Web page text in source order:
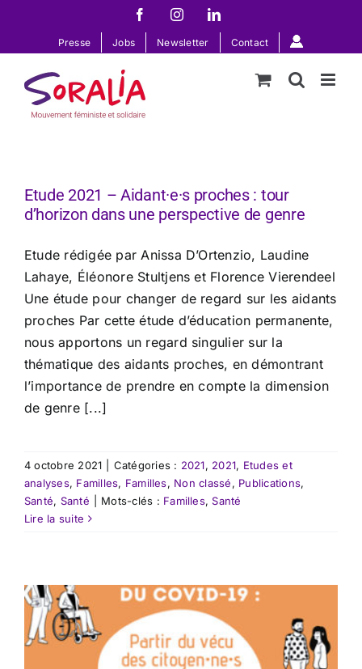
contenu
FacebookInstagramLinkedIn
Presse Jobs Newsletter Contact
Etude 2021 – Aidant·e·s proches : tour
d’horizon dans une perspective de genre
Etude rédigée par Anissa D’Ortenzio, Laudine
Lahaye, Éléonore Stultjens et Florence Vierendeel
Une étude pour changer de regard sur les aidants
proches Par cette étude d’éducation permanente,
nous apportons un regard singulier sur la
thématique des aidants proches, en démontrant
l’importance de prendre en compte la dimension
de genre [...]
4 octobre 2021 Catégories : 2021, 2021, Etudes et
analyses, Familles, Familles, Non classé, Publications,
Santé, Santé Mots-clés : Familles,Santé
Lire la suite